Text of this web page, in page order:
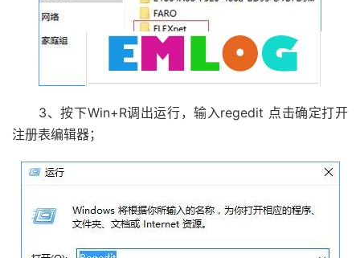
3、按下Win+R调出运行，输入regedit 点击确定打开
注册表编辑器；